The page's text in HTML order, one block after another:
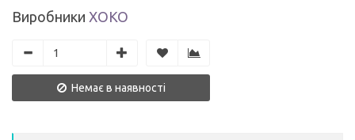
Виробники ХОКО
Немає в наявності